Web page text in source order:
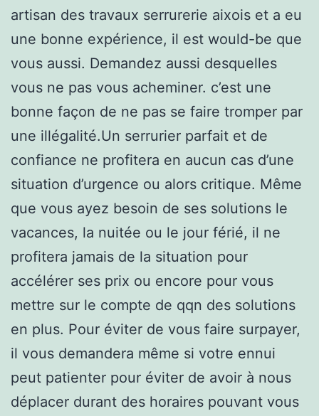
artisan des travaux serrurerie aixois et a eu
une bonne expérience, il est would-be que
vous aussi. Demandez aussi desquelles
vous ne pas vous acheminer. c’est une
bonne façon de ne pas se faire tromper par
une illégalité.Un serrurier parfait et de
confiance ne profitera en aucun cas d’une
situation d’urgence ou alors critique. Même
que vous ayez besoin de ses solutions le
vacances, la nuitée ou le jour férié, il ne
profitera jamais de la situation pour
accélérer ses prix ou encore pour vous
mettre sur le compte de qqn des solutions
en plus. Pour éviter de vous faire surpayer,
il vous demandera même si votre ennui
peut patienter pour éviter de avoir à nous
déplacer durant des horaires pouvant vous